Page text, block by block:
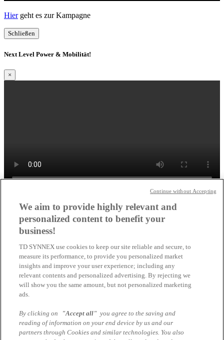
Hiergeht es zur Kampagne
Schließen
Next Level Power & Mobilität!
×
CO2 Offset Services von Lenovo
We aim to provide highly relevant and
personalized content to benefit your
business!
TD SYNNEX use cookies to keep our site reliable and secure, to
measure its performance, to provide you personalized market
insights and improve your user experience; including any
relevant contents and personalized advertising. By rejecting we
will show you the same amount, but not personalized marketing
ads.
By clicking on "Accept all" you agree to the saving and
reading of information on your end device by us and our
partners through Cookies and similar technologies. You also
Continue without Accepting